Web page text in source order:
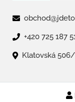
+420 725 187
Klatovská